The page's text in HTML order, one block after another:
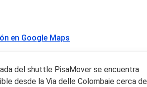
en Google Maps
del shuttle PisaMover se encuentra
desde la Via delle Colombaie cerca de